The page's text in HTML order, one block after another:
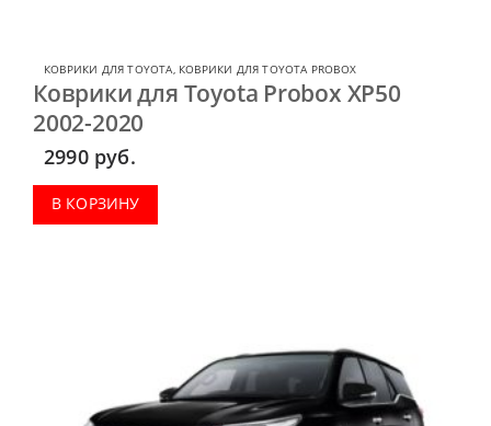
КОВРИКИ ДЛЯ TOYOTA, КОВРИКИ ДЛЯ TOYOTA PROBOX
Коврики для Toyota Probox XP50
2002-2020
2990 руб.
В КОРЗИНУ